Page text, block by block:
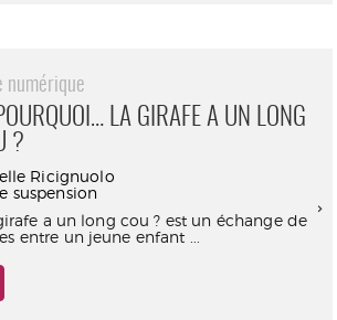
numérique
LA GIRAFE A UN LONG
?
Ricignuolo
suspension
a un long cou ? est un échange de
entre un jeune enfant ...